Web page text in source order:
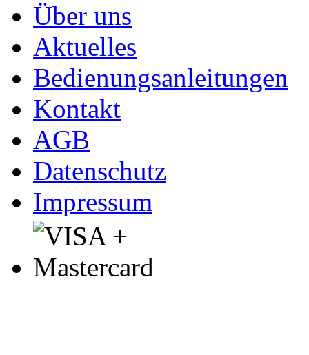
Über uns
Aktuelles
Bedienungsanleitungen
Kontakt
AGB
Datenschutz
Impressum